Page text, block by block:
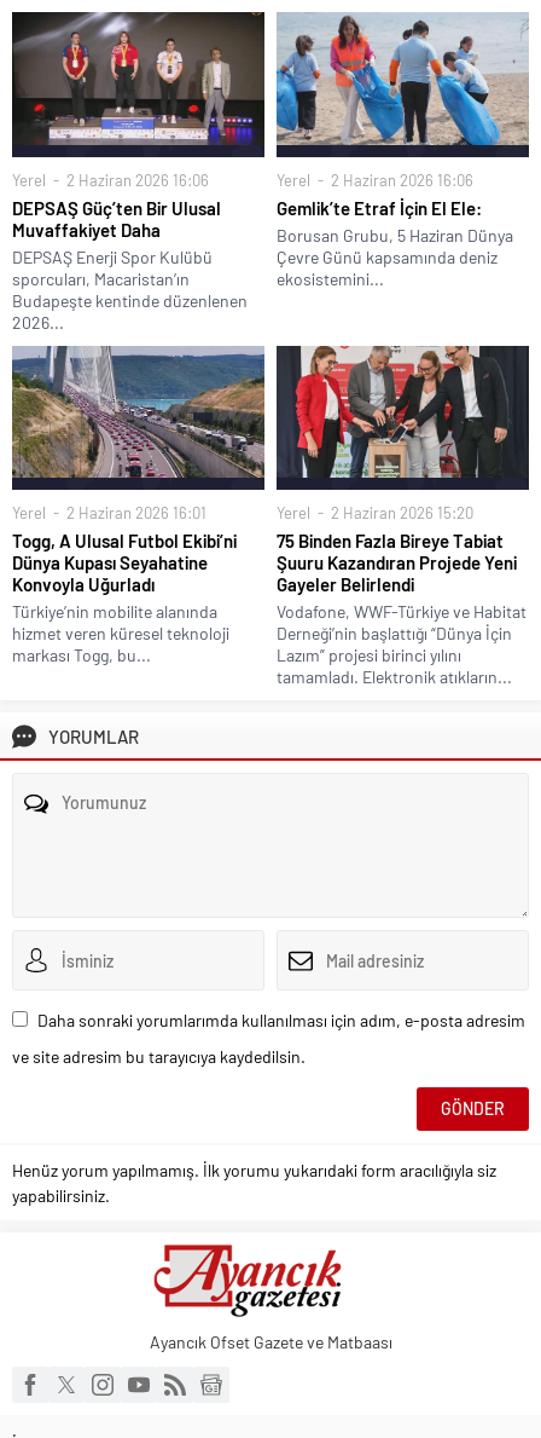
Yerel 2 Haziran 2026 16:06
DEPSAŞ Güç’ten Bir Ulusal
Muvaffakiyet Daha
DEPSAŞ Enerji Spor Kulübü
sporcuları, Macaristan’ın
Budapeşte kentinde düzenlenen
2026...
Yerel 2 Haziran 2026 16:06
Gemlik’te Etraf İçin El Ele:
Borusan Grubu, 5 Haziran Dünya
Çevre Günü kapsamında deniz
ekosistemini...
Yerel 2 Haziran 2026 16:01
Togg, A Ulusal Futbol Ekibi’ni
Dünya Kupası Seyahatine
Konvoyla Uğurladı
Türkiye’nin mobilite alanında
hizmet veren küresel teknoloji
markası Togg, bu...
Yerel 2 Haziran 2026 15:20
75 Binden Fazla Bireye Tabiat
Şuuru Kazandıran Projede Yeni
Gayeler Belirlendi
Vodafone, WWF-Türkiye ve Habitat
Derneği’nin başlattığı “Dünya İçin
Lazım” projesi birinci yılını
tamamladı. Elektronik atıkların...
YORUMLAR
Daha sonraki yorumlarımda kullanılması için adım, e-posta adresim
ve site adresim bu tarayıcıya kaydedilsin.
Henüz yorum yapılmamış. İlk yorumu yukarıdaki form aracılığıyla siz
yapabilirsiniz.
Ayancık Ofset Gazete ve Matbaası